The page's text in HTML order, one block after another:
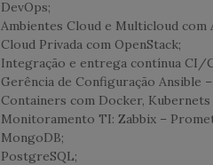
DevOps;
Ambientes Cloud e Multicloud com
Cloud Privada com OpenStack;
Integração e entrega contínua CI/
Gerência de Configuração Ansible
Containers com Docker,
Monitoramento TI: Zabbix –
MongoDB;
PostgreSQL;